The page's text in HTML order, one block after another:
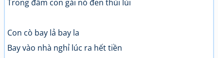
Trong đầm con gái nó đen thùi lùi
Con cò bay lả bay la
Bay vào nhà nghỉ lúc ra hết tiền